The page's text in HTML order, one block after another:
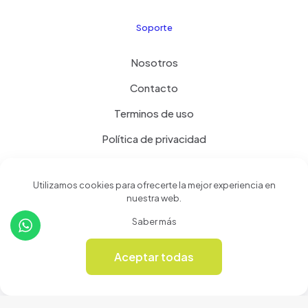
Soporte
Nosotros
Contacto
Terminos de uso
Política de privacidad
Productos
Tienda
Utilizamos cookies para ofrecerte la mejor experiencia en
nuestra web.
Saber más
Aceptar todas